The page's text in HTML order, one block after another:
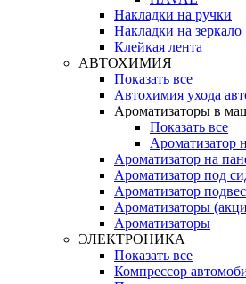
Накладки на ручки
Накладки на зеркало
Клейкая лента
АВТОХИМИЯ
Показать все
Автохимия ухода
Ароматизаторы в
Показать все
Ароматизатор
Ароматизатор на
Ароматизатор под
Ароматизатор
Ароматизаторы
Ароматизаторы
ЭЛЕКТРОНИКА
Показать все
Компрессор